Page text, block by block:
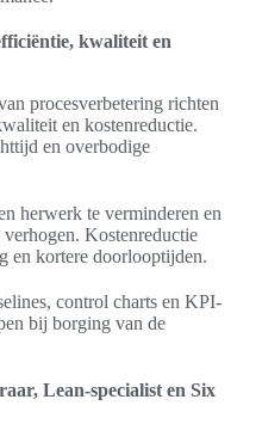
kwaliteit en
procesverbetering richten
en kostenreductie.
en overbodige
herwerk te verminderen en
Kostenreductie
en kortere doorlooptijden.
control charts en KPI-
bij borging van de
Lean-specialist en Six